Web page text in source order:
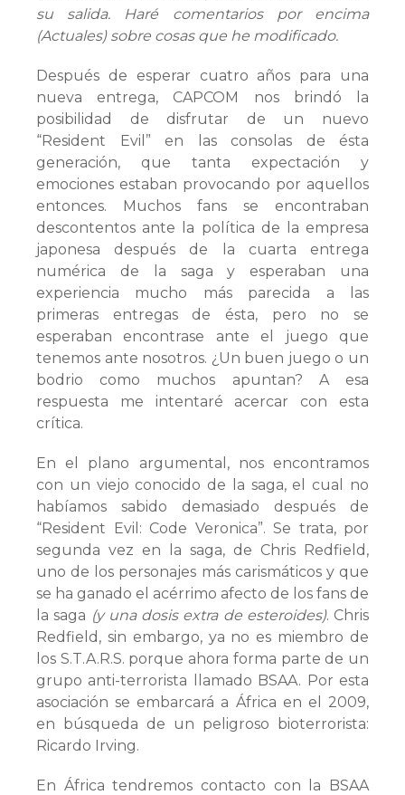
su salida. Haré comentarios por encima
(Actuales) sobre cosas que he modificado.
Después de esperar cuatro años para una
nueva entrega, CAPCOM nos brindó la
posibilidad de disfrutar de un nuevo
“Resident Evil” en las consolas de ésta
generación, que tanta expectación y
emociones estaban provocando por aquellos
entonces. Muchos fans se encontraban
descontentos ante la política de la empresa
japonesa después de la cuarta entrega
numérica de la saga y esperaban una
experiencia mucho más parecida a las
primeras entregas de ésta, pero no se
esperaban encontrase ante el juego que
tenemos ante nosotros. ¿Un buen juego o un
bodrio como muchos apuntan? A esa
respuesta me intentaré acercar con esta
crítica.
En el plano argumental, nos encontramos
con un viejo conocido de la saga, el cual no
habíamos sabido demasiado después de
“Resident Evil: Code Veronica”. Se trata, por
segunda vez en la saga, de Chris Redfield,
uno de los personajes más carismáticos y que
se ha ganado el acérrimo afecto de los fans de
la saga (y una dosis extra de esteroides). Chris
Redfield, sin embargo, ya no es miembro de
los S.T.A.R.S. porque ahora forma parte de un
grupo anti-terrorista llamado BSAA. Por esta
asociación se embarcará a África en el 2009,
en búsqueda de un peligroso bioterrorista:
Ricardo Irving.
En África tendremos contacto con la BSAA